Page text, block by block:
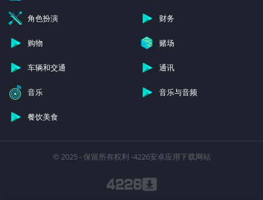
角色扮演 财务
购物 赌场
车辆和交通 通讯
音乐 音乐与音频
餐饮美食
© 2025 - 保留所有权利 -4226安卓应用下载网站